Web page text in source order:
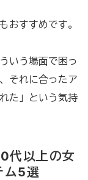
おすすめです。
いう場面で困っ
それに合ったア
た」という気持
代以上の女
ム5選